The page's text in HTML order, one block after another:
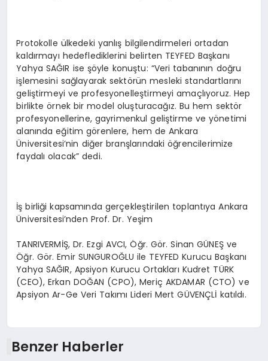
Protokolle ülkedeki yanlış bilgilendirmeleri ortadan
kaldırmayı hedeflediklerini belirten TEYFED Başkanı
Yahya SAĞIR ise şöyle konuştu: “Veri tabanının doğru
işlemesini sağlayarak sektörün mesleki standartlarını
geliştirmeyi ve profesyonelleştirmeyi amaçlıyoruz. Hep
birlikte örnek bir model oluşturacağız. Bu hem sektör
profesyonellerine, gayrimenkul geliştirme ve yönetimi
alanında eğitim görenlere, hem de Ankara
Üniversitesi’nin diğer branşlarındaki öğrencilerimize
faydalı olacak” dedi.
İş birliği kapsamında gerçekleştirilen toplantıya Ankara
Üniversitesi’nden Prof. Dr. Yeşim
TANRIVERMİŞ, Dr. Ezgi AVCI, Öğr. Gör. Sinan GÜNEŞ ve
Öğr. Gör. Emir SUNGUROĞLU ile TEYFED Kurucu Başkanı
Yahya SAĞIR, Apsiyon Kurucu Ortakları Kudret TÜRK
(CEO), Erkan DOĞAN (CPO), Meriç AKDAMAR (CTO) ve
Apsiyon Ar-Ge Veri Takımı Lideri Mert GÜVENÇLİ katıldı.
Benzer Haberler